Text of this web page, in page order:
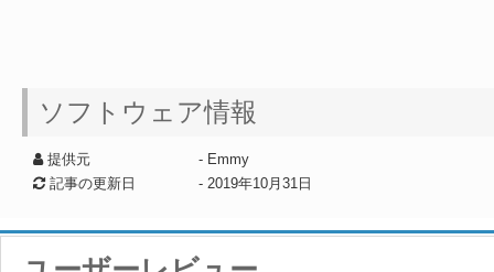
ソフトウェア情報
提供元
- Emmy
記事の更新日
- 2019年10月31日